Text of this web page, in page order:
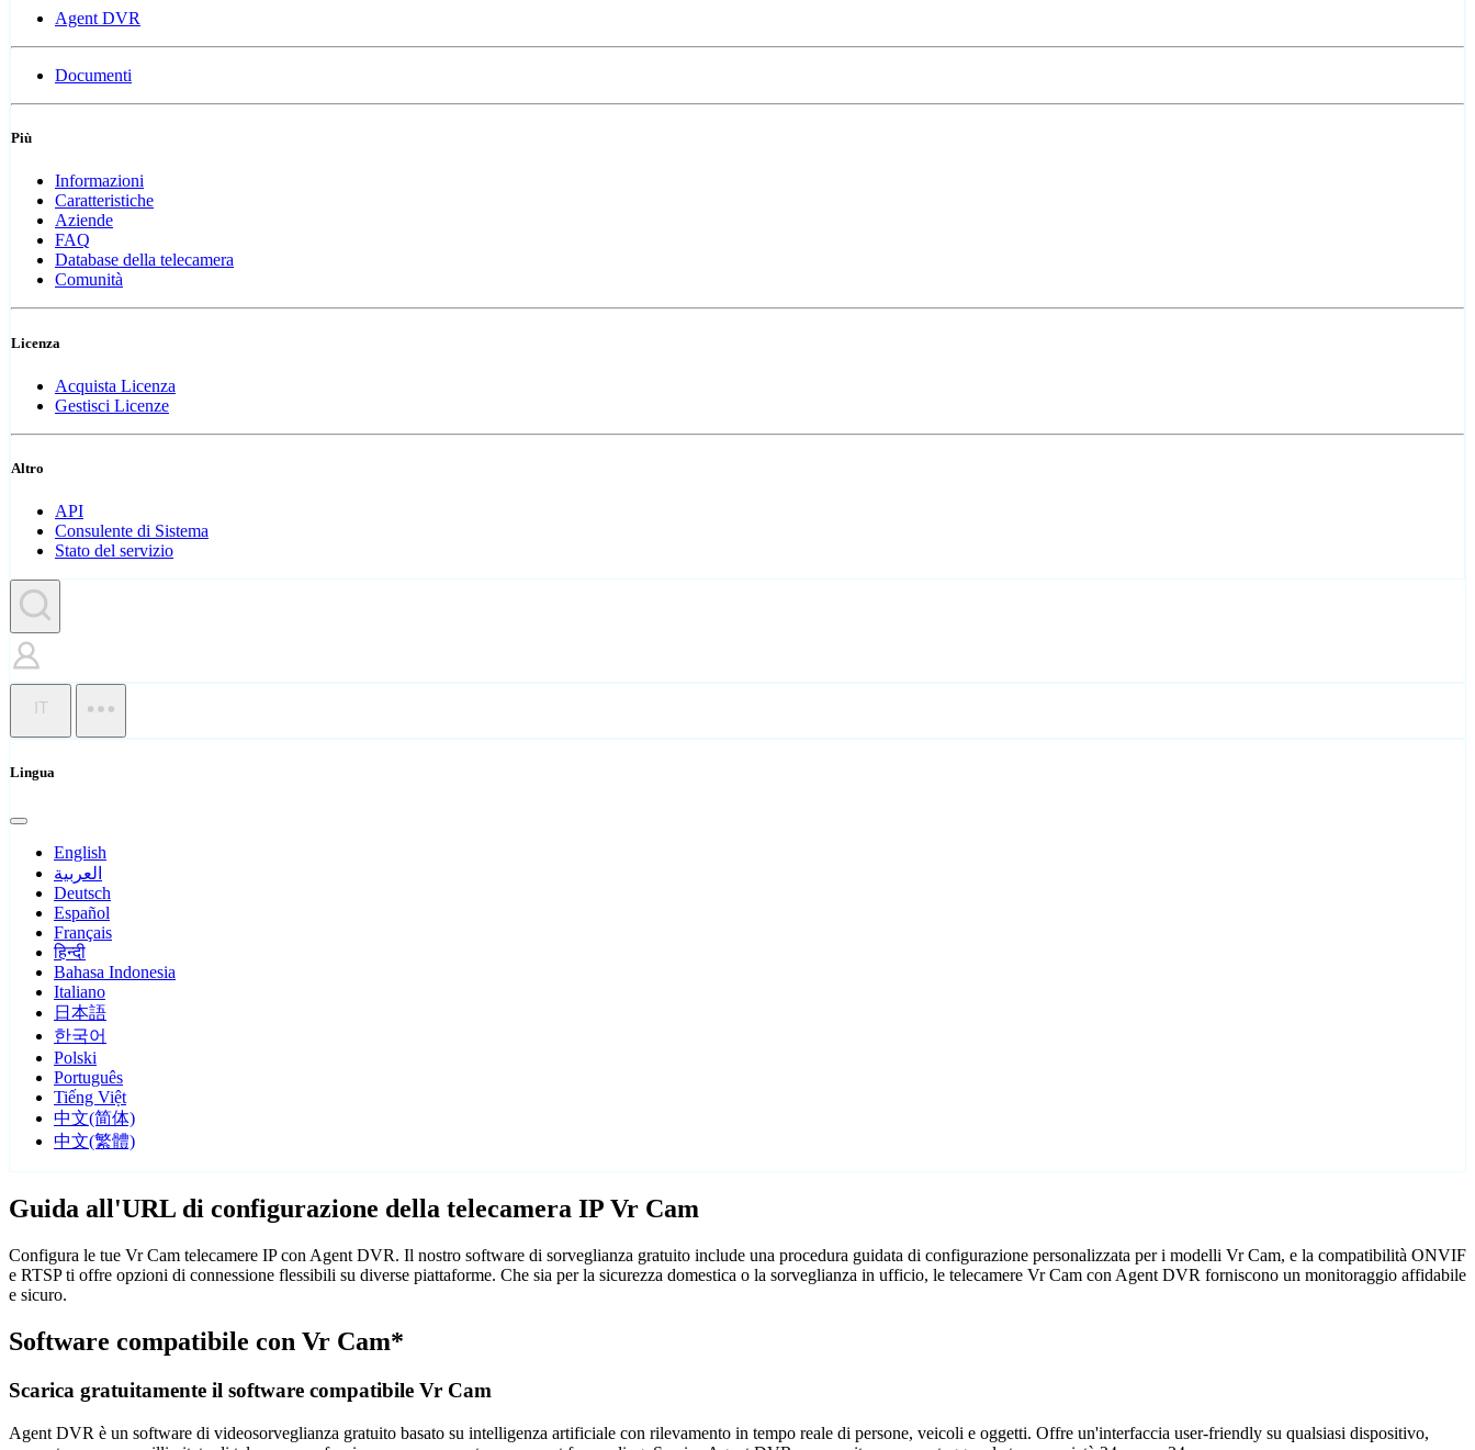
Agent DVR
Documenti
Più
Informazioni
Caratteristiche
Aziende
FAQ
Database della telecamera
Comunità
Licenza
Acquista Licenza
Gestisci Licenze
Altro
API
Consulente di Sistema
Stato del servizio
IT
Lingua
English
العربية
Deutsch
Español
Français
हिन्दी
Bahasa Indonesia
Italiano
日本語
한국어
Polski
Português
Tiếng Việt
中文(简体)
中文(繁體)
Guida all'URL di configurazione della telecamera IP Vr Cam
Configura le tue Vr Cam telecamere IP con Agent DVR. Il nostro software di sorveglianza gratuito include una procedura guidata di configurazione personalizzata per i modelli Vr Cam, e la compatibilità ONVIF
e RTSP ti offre opzioni di connessione flessibili su diverse piattaforme. Che sia per la sicurezza domestica o la sorveglianza in ufficio, le telecamere Vr Cam con Agent DVR forniscono un monitoraggio affidabile
e sicuro.
Software compatibile con Vr Cam*
Scarica gratuitamente il software compatibile Vr Cam
Agent DVR è un software di videosorveglianza gratuito basato su intelligenza artificiale con rilevamento in tempo reale di persone, veicoli e oggetti. Offre un'interfaccia user-friendly su qualsiasi dispositivo,